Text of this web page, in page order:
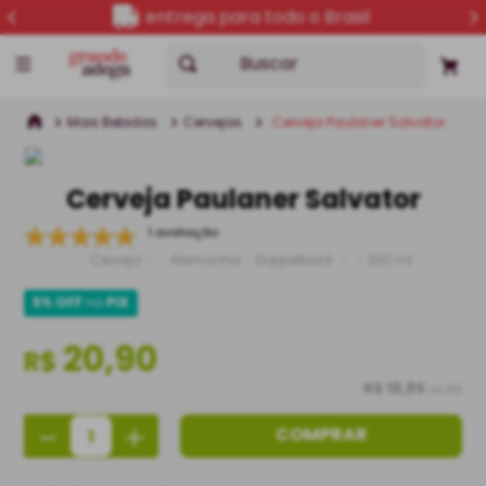
entrega para todo o Brasil
Buscar
Mais Bebidas Cervejas Cerveja Paulaner Salvator
Cerveja Paulaner Salvator
1 avaliação
5% OFFnoPIX
R$20,90
R$ 19,85
＋
－ COMPRAR